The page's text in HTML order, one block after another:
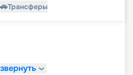
🚗Трансферы